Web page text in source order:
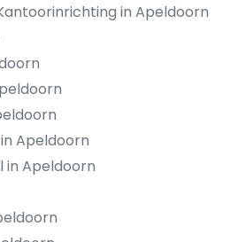
in Apeldoorn
Apeldoorn
in Apeldoorn